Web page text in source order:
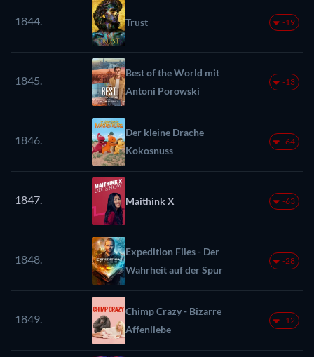
1844. Trust -19
1845.
Best of the World mit
Antoni Porowski
-13
1846.
Der kleine Drache
Kokosnuss
-64
1847. Maithink X -63
1848.
Expedition Files - Der
Wahrheit auf der Spur
-28
1849.
Chimp Crazy - Bizarre
Affenliebe
-12